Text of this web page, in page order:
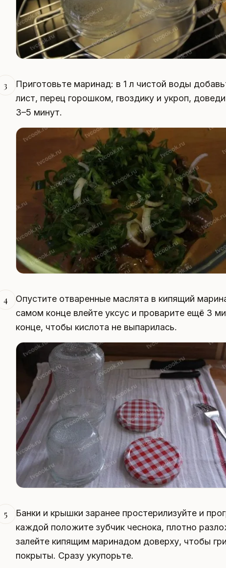
3
Приготовьте маринад: в 1 л чистой воды
лист, перец горошком, гвоздику и укроп,
3–5 минут.
4
Опустите отваренные маслята в кипящий
самом конце влейте уксус и проварите ещё 3
конце, чтобы кислота не выпарилась.
5
Банки и крышки заранее простерилизуйте и
каждой положите зубчик чеснока, плотно
залейте кипящим маринадом доверху, чтобы
покрыты. Сразу укупорьте.